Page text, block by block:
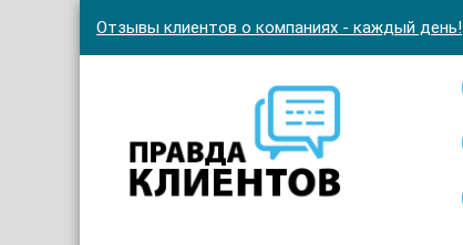
Отзывы клиентов о компаниях - каждый день!